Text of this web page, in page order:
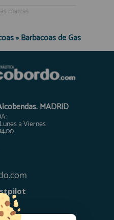
marcas
»Barbacoas de Gas
MADRID
a Viernes